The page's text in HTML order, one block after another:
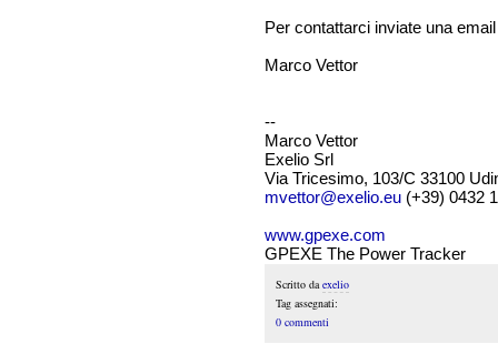
Per contattarci inviate una
Marco Vettor
--
Marco Vettor
Exelio Srl
Via Tricesimo, 103/C 33100
mvettor@exelio.eu(+39) 0432
www.gpexe.com
GPEXE The Power Tracker
Scritto da exelio
Tag assegnati:
0 commenti